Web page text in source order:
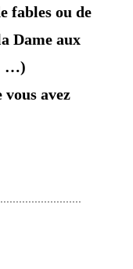
fables ou de
Dame aux
…)
avez